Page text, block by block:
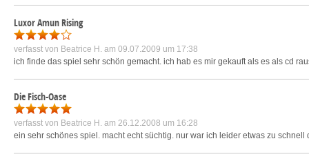
Luxor Amun Rising
verfasst von Beatrice H. am 09.07.2009 um 17:38
ich finde das spiel sehr schön gemacht. ich hab es mir gekauft als es als cd
Die Fisch-Oase
verfasst von Beatrice H. am 26.12.2008 um 16:28
ein sehr schönes spiel. macht echt süchtig. nur war ich leider etwas zu